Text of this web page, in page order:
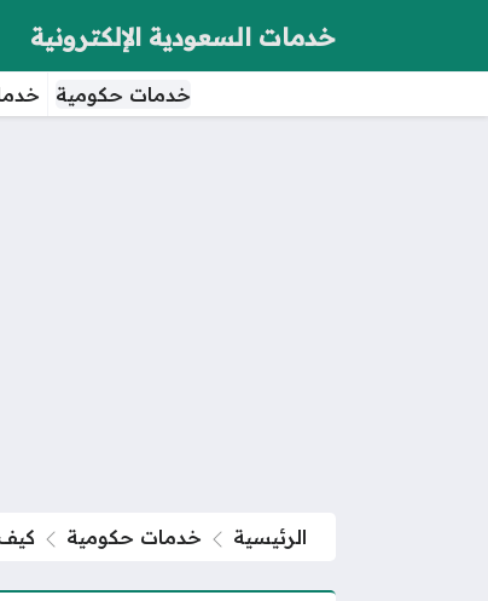
خدمات السعودية الإلكترونية
خدمات حكومية
الرئيسية خدمات حكومية